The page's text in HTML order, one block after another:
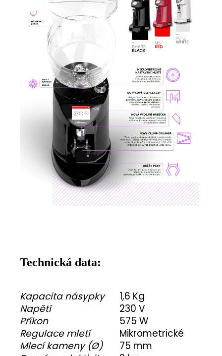
Technická data:
Kapacita násypky
1,6 Kg
Napětí
230 V
Příkon
575 W
Regulace mletí
Mikrometrické
Mlecí kameny (Ø)
75 mm